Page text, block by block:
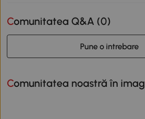
Comunitatea Q&A (0)
Pune o intrebare
Comunitatea noastră în